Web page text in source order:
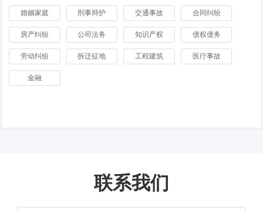
婚姻家庭 刑事辩护 交通事故 合同纠纷
房产纠纷 公司法务 知识产权 债权债务
劳动纠纷 拆迁征地 工程建筑 医疗事故
金融
联系我们